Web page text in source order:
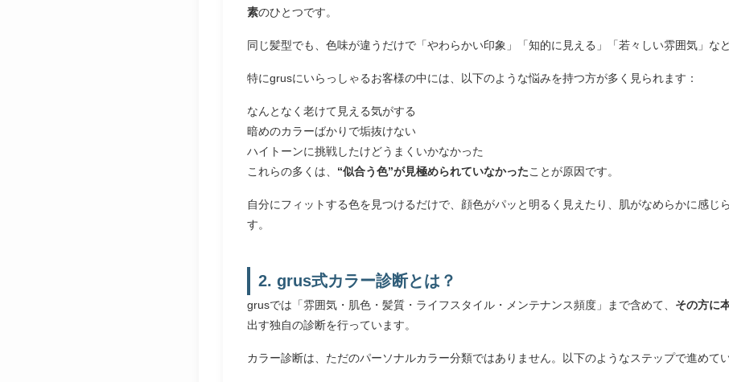
素のひとつです。
同じ髪型でも、色味が違うだけで「やわらかい印象」「知的に見える」「若々しい雰囲気」な
特にgrusにいらっしゃるお客様の中には、以下のような悩みを持つ方が多く見られます：
なんとなく老けて見える気がする
暗めのカラーばかりで垢抜けない
ハイトーンに挑戦したけどうまくいかなかった
これらの多くは、 “似合う色”が見極められていなかったことが原因です。
自分にフィットする色を見つけるだけで、顔色がパッと明るく見えたり、肌がなめらかに感じ
す。
2. grus式カラー診断とは？
grusでは「雰囲気・肌色・髪質・ライフスタイル・メンテナンス頻度」まで含めて、 その方に
出す独自の診断を行っています。
カラー診断は、ただのパーソナルカラー分類ではありません。以下のようなステップで進めて